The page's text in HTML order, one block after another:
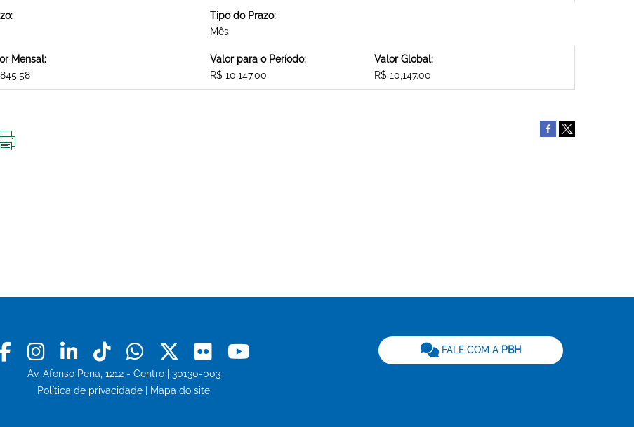
Tipo do Prazo:
Mês
Mensal:
Valor para o Período:
R$ 10,147.00
Valor Global:
R$ 10,147.00
Facebook
Instagram
LinkedinTiktokWhatsapp
X Flickr
Av. Afonso Pena, 1212 - Centro | 30130-003
Política de privacidade
Mapa do site
FALE COM A PBH